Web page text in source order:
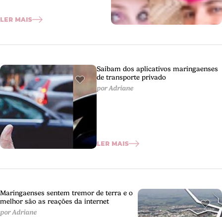
LER MAIS
Saibam dos aplicativos maringaenses
de transporte privado
por Adriane
LER MAIS
Maringaenses sentem tremor de terra e o
melhor são as reações da internet
por Adriane